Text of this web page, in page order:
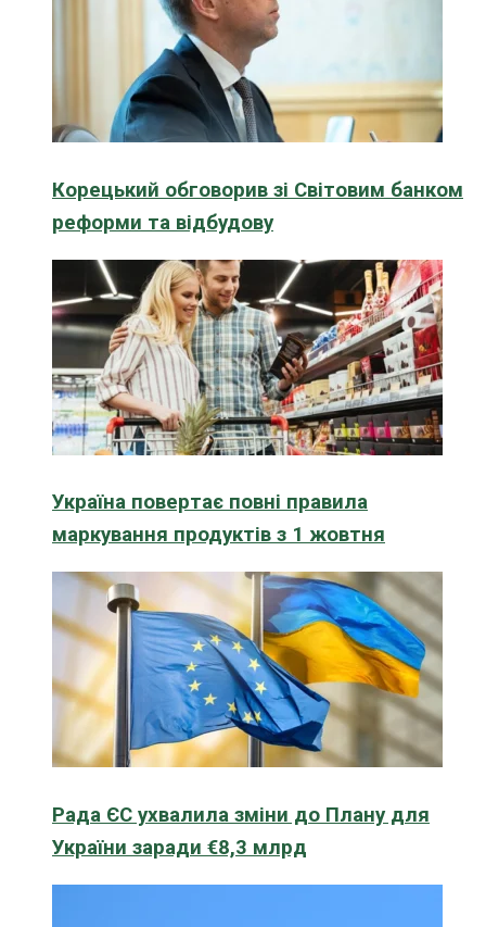
Корецький обговорив зі Світовим банком
реформи та відбудову
Україна повертає повні правила
маркування продуктів з 1 жовтня
Рада ЄС ухвалила зміни до Плану для
України заради €8,3 млрд